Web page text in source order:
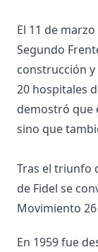
El 11 de
Segundo
construcción y
20 hospitales
demostró que
sino que
Tras el triunfo
de Fidel se
Movimiento
En 1959 fue